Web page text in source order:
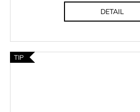
DETAIL
TIP